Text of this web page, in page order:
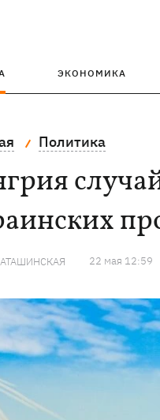
ЭКОНОМИКА
Политика
22 мая 12:59